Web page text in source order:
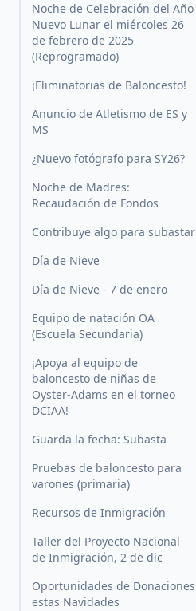
Noche de Celebración del Año
Nuevo Lunar el miércoles 26
de febrero de 2025
(Reprogramado)
¡Eliminatorias de Baloncesto!
Anuncio de Atletismo de ES y
MS
¿Nuevo fotógrafo para SY26?
Noche de Madres:
Recaudación de Fondos
Contribuye algo para subastar
Día de Nieve
Día de Nieve - 7 de enero
Equipo de natación OA
(Escuela Secundaria)
¡Apoya al equipo de
baloncesto de niñas de
Oyster-Adams en el torneo
DCIAA!
Guarda la fecha: Subasta
Pruebas de baloncesto para
varones (primaria)
Recursos de Inmigración
Taller del Proyecto Nacional
de Inmigración, 2 de dic
Oportunidades de Donaciones
estas Navidades